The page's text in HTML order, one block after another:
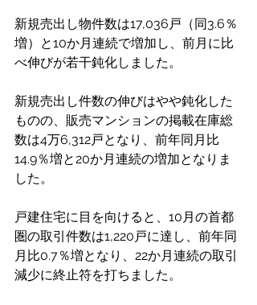
新規売出し物件数は17,036戸（同3.6％
増）と10か月連続で増加し、前月に比
べ伸びが若干鈍化しました。
新規売出し件数の伸びはやや鈍化した
ものの、販売マンションの掲載在庫総
数は4万6,312戸となり、前年同月比
14.9％増と20か月連続の増加となりま
した。
戸建住宅に目を向けると、10月の首都
圏の取引件数は1,220戸に達し、前年同
月比0.7％増となり、22か月連続の取引
減少に終止符を打ちました。